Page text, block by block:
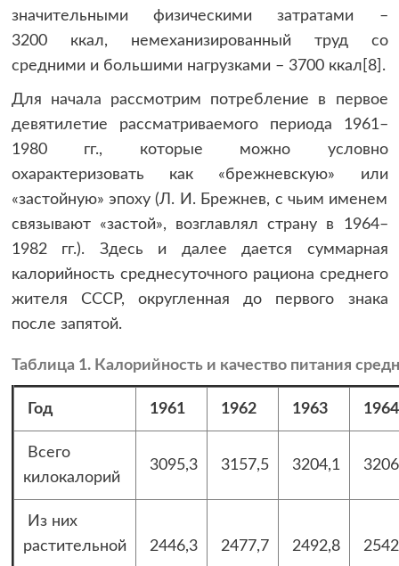
значительными физическими затратами –
3200 ккал, немеханизированный труд со
средними и большими нагрузками – 3700 ккал[8].
Для начала рассмотрим потребление в первое
девятилетие рассматриваемого периода 1961–
1980 гг., которые можно условно
охарактеризовать как «брежневскую» или
«застойную» эпоху (Л. И. Брежнев, с чьим именем
связывают «застой», возглавлял страну в 1964–
1982 гг.). Здесь и далее дается суммарная
калорийность среднесуточного рациона среднего
жителя СССР, округленная до первого знака
после запятой.
Таблица 1. Калорийность и качество питания
Год 1961 1962 1963 1964
Всего
килокалорий
3095,3 3157,5 3204,1 3206
Из них
растительной
2446,3 2477,7 2492,8 2542